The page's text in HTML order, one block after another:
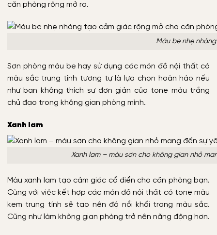
căn phòng rộng mở ra.
Màu be nhẹ
Sơn phòng màu be hay sử dụng các món đồ nội thất có
màu sắc trung tính tương tự là lựa chọn hoàn hảo nếu
như bạn không thích sự đơn giản của tone màu trắng
chủ đạo trong không gian phòng mình.
Xanh lam
Xanh lam – màu sơn cho không gian nhỏ
Màu xanh lam tạo cảm giác cổ điển cho căn phòng bạn.
Cùng với việc kết hợp các món đồ nội thất có tone màu
kem trung tính sẽ tạo nên độ nổi khối trong màu sắc.
Cũng như làm không gian phòng trở nên năng động hơn.